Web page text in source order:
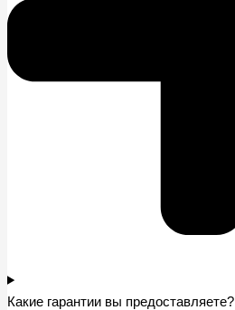
Какие гарантии вы предоставляете?